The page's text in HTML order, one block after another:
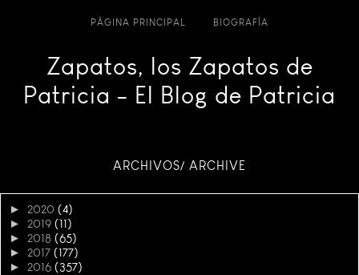
PÁGINA PRINCIPAL BIOGRAFÍA
Zapatos, los Zapatos de
Patricia - El Blog de Patricia
ARCHIVOS/ ARCHIVE
► 2020 (4)
► 2019 (11)
► 2018 (65)
► 2017 (177)
► 2016 (357)